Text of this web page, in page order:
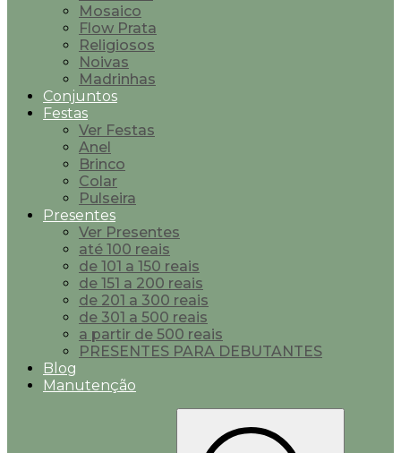
Mosaico
Flow Prata
Religiosos
Noivas
Madrinhas
Conjuntos
Festas
Ver Festas
Anel
Brinco
Colar
Pulseira
Presentes
Ver Presentes
até 100 reais
de 101 a 150 reais
de 151 a 200 reais
de 201 a 300 reais
de 301 a 500 reais
a partir de 500 reais
PRESENTES PARA DEBUTANTES
Blog
Manutenção